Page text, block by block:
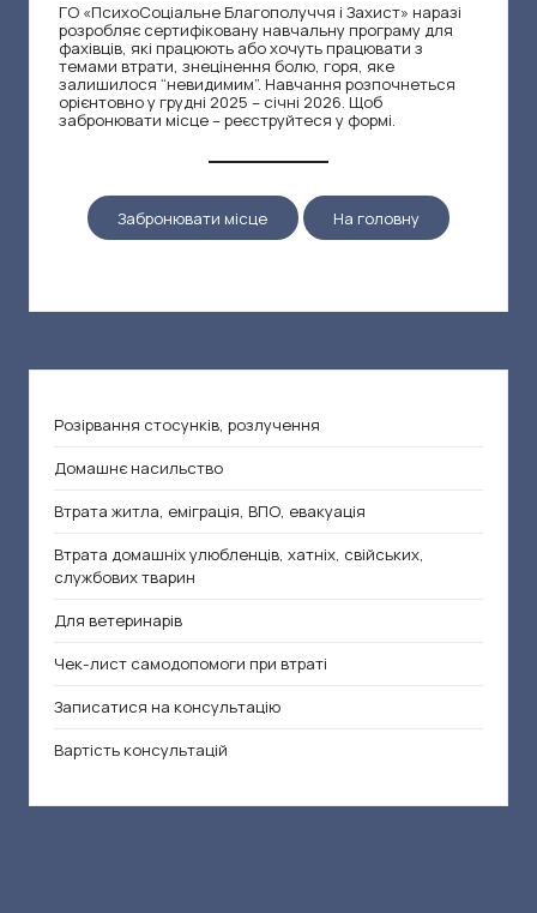
ГО «ПсихоСоціальне Благополуччя і Захист» наразі
розробляє сертифіковану навчальну програму для
фахівців, які працюють або хочуть працювати з
темами втрати, знецінення болю, горя, яке
залишилося “невидимим”. Навчання розпочнеться
орієнтовно у грудні 2025 – січні 2026. Щоб
забронювати місце – реєструйтеся у формі.
Забронювати місце На головну
Розірвання стосунків, розлучення
Домашнє насильство
Втрата житла, еміграція, ВПО, евакуація
Втрата домашніх улюбленців, хатніх, свійських,
службових тварин
Для ветеринарів
Чек-лист самодопомоги при втраті
Записатися на консультацію
Вартість консультацій